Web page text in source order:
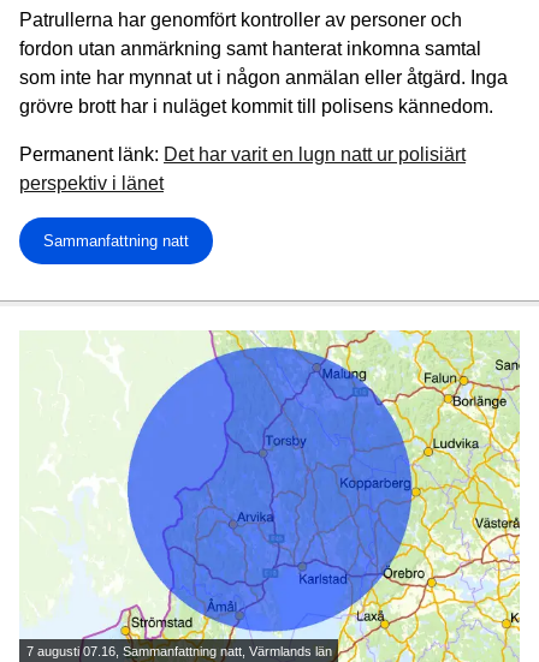
Patrullerna har genomfört kontroller av personer och
fordon utan anmärkning samt hanterat inkomna samtal
som inte har mynnat ut i någon anmälan eller åtgärd. Inga
grövre brott har i nuläget kommit till polisens kännedom.
Permanent länk: Det har varit en lugn natt ur polisiärt
perspektiv i länet
Sammanfattning natt
7 augusti 07.16, Sammanfattning natt, Värmlands län